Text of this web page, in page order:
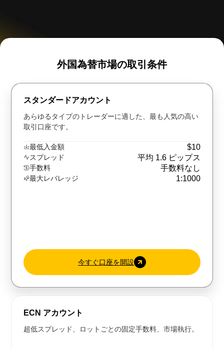
外国為替市場の取引条件
スタンダードアカウント
あらゆるタイプのトレーダーに適した、最も人気の高い
取引口座です。
最低入金額 $10
スプレッド 平均 1.6 ピップス
手数料 手数料なし
最大レバレッジ 1:1000
今すぐ口座を開設
ECN アカウント
超低スプレッド、ロットごとの固定手数料、市場執行。